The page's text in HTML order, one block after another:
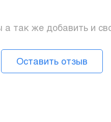
так же добавить и
Оставить отзыв